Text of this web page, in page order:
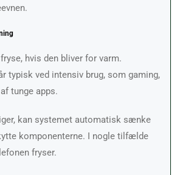
hvis den bliver for varm.
typisk ved intensiv brug, som gaming,
tunge apps.
kan systemet automatisk sænke
komponenterne. I nogle tilfælde
fryser.